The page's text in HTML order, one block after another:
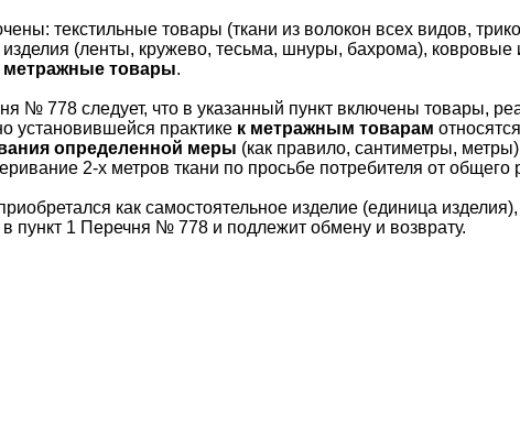
текстильные товары (ткани из волокон всех видов,
изделия (ленты, кружево, тесьма, шнуры, бахрома),
товары.
№ 778 следует, что в указанный пункт включены товары,
установившейся практике к метражным товарам
определенной меры (как правило, сантиметры,
2-х метров ткани по просьбе потребителя от общего
как самостоятельное изделие (единица
пункт 1 Перечня № 778 и подлежит обмену и возврату.